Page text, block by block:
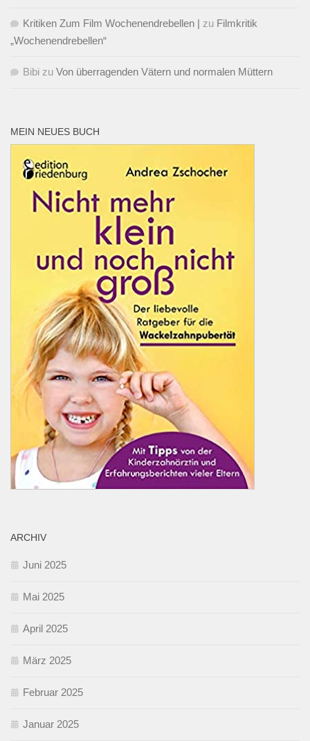
Kritiken Zum Film Wochenendrebellen | zu Filmkritik
„Wochenendrebellen“
Bibi zu Von überragenden Vätern und normalen Müttern
MEIN NEUES BUCH
ARCHIV
Juni 2025
Mai 2025
April 2025
März 2025
Februar 2025
Januar 2025